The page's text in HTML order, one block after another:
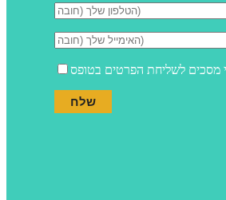
מסכים לשליחת הפרטים בטופס